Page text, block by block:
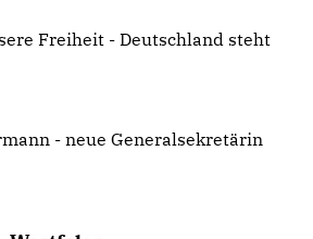
Freiheit - Deutschland steht
- neue Generalsekretärin